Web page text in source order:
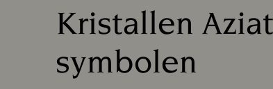
Kristallen
symbolen